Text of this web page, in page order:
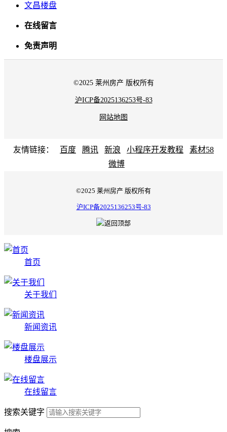
文昌楼盘
在线留言
免责声明
©2025 莱州房产 版权所有
沪ICP备2025136253号-83
网站地图
友情链接： 百度 腾讯 新浪 小程序开发教程
素材58
微博
©2025 莱州房产 版权所有
沪ICP备2025136253号-83
首页
关于我们
新闻资讯
楼盘展示
在线留言
搜索关键字